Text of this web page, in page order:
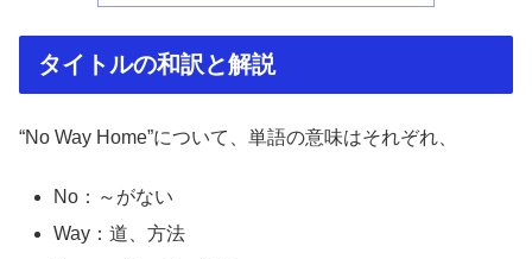
タイトルの和訳と解説
“No Way Home”について、単語の意味はそれぞれ、
No：～がない
Way：道、方法